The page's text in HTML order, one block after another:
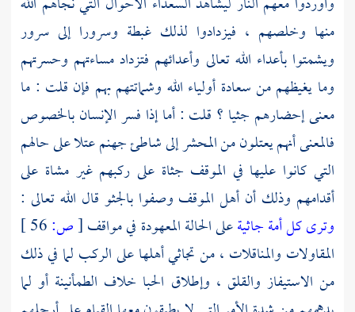
منها وخلصهم ، فيزدادوا لذلك غبطة وسرورا إلى سرور
ويشمتوا بأعداء الله تعالى وأعدائهم فتزداد مساءتهم وحسرتهم
وما يغيظهم من سعادة أولياء الله وشماتتهم بهم فإن قلت : ما
معنى إحضارهم جثيا ؟ قلت : أما إذا فسر الإنسان بالخصوص
فالمعنى أنهم يعتلون من المحشر إلى شاطئ جهنم عتلا على حالهم
التي كانوا عليها في الموقف جثاة على ركبهم غير مشاة على
أقدامهم وذلك أن أهل الموقف وصفوا بالجثو قال الله تعالى :
وترى كل أمة جاثيةعلى الحالة المعهودة في مواقف[ص:
المقاولات والمناقلات ، من تجاثي أهلها على الركب لما في ذلك
من الاستيفاز والقلق ، وإطلاق الحبا خلاف الطمأنينة أو لما